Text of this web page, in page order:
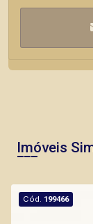
Imóveis
Cód. 199466